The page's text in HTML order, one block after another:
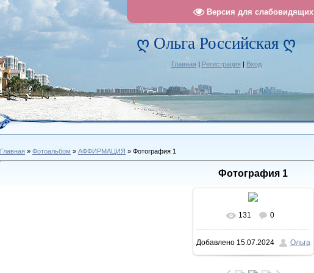
Версия для слабовидящих
ღ Ольга Российская ღ
Главная | Регистрация | Вход
Главная » Фотоальбом » АФФИРМАЦИЯ » Фотография 1
Фотография 1
В реальном размере
1022x946 / 112.2Kb
131 0
Добавлено15.07.2024 Ольга